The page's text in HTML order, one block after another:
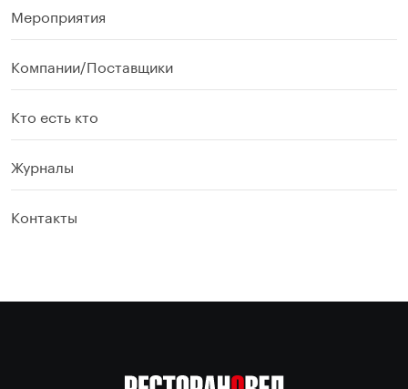
Мероприятия
Компании/Поставщики
Кто есть кто
Журналы
Контакты